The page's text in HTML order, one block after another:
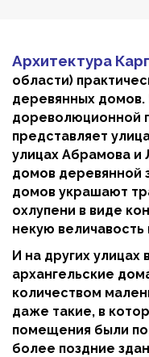
Архитектура
области)
деревянных
дореволюционной
представляет
улицах Абрамова и
домов деревянной
домов украшают
охлупени в виде
некую
И на других
архангельские
количеством
даже такие, в
помещения были
более поздние